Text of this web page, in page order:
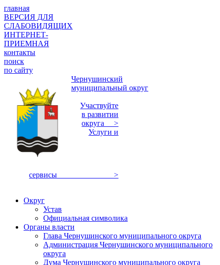
главная
ВЕРСИЯ ДЛЯ
СЛАБОВИДЯЩИХ
ИНТЕРНЕТ-
ПРИЕМНАЯ
контакты
поиск
по сайту
Чернушинский
муниципальный округ
Участвуйте
в развитии
округа >
Услуги и
сервисы >
Округ
Устав
Официальная символика
Органы власти
Глава Чернушинского муниципального округа
Администрация Чернушинского муниципального
округа
Дума Чернушинского муниципального округа